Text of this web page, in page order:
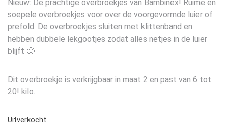
Nieuw: De prachtige overbroekjes van Bambinex! Ruime en
soepele overbroekjes voor over de voorgevormde luier of
prefold. De overbroekjes sluiten met klittenband en
hebben dubbele lekgootjes zodat alles netjes in de luier
blijft 🙂
Dit overbroekje is verkrijgbaar in maat 2 en past van 6 tot
20! kilo.
Uitverkocht